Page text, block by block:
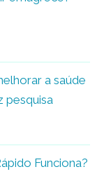
a saúde
pesquisa
Funciona?